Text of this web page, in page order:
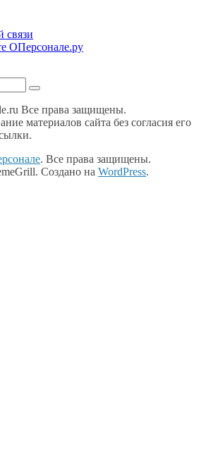
связи
ОПерсонале.ру
Все права защищены.
материалов сайта без согласия его
. Все права защищены.
Создано на WordPress.